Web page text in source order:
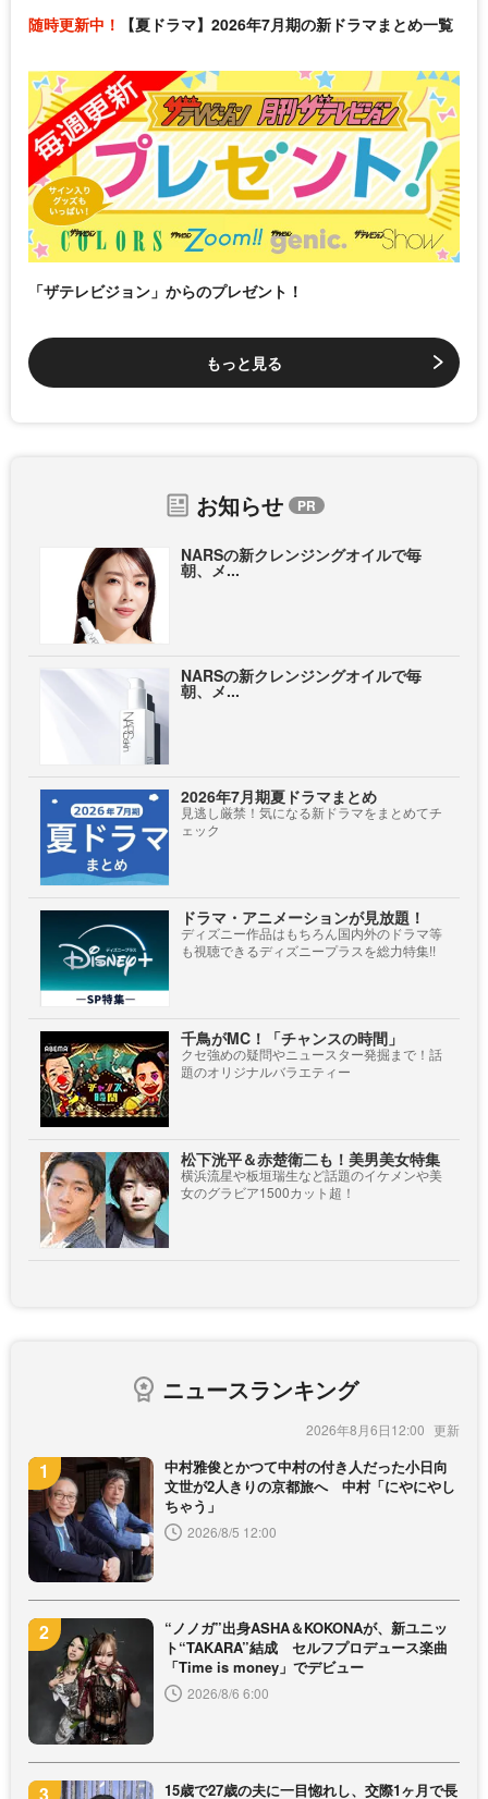
随時更新中！ 【夏ドラマ】2026年7月期の新ドラマまとめ一覧
「ザテレビジョン」からのプレゼント！
もっと見る
お知らせ
NARSの新クレンジングオイルで毎
朝、メ...
NARSの新クレンジングオイルで毎
朝、メ...
2026年7月期夏ドラマまとめ
見逃し厳禁！気になる新ドラマをまとめてチ
ェック
ドラマ・アニメーションが見放題！
ディズニー作品はもちろん国内外のドラマ等
も視聴できるディズニープラスを総力特集!!
千鳥がMC！「チャンスの時間」
クセ強めの疑問やニュースター発掘まで！話
題のオリジナルバラエティー
松下洸平＆赤楚衛二も！美男美女特集
横浜流星や板垣瑞生など話題のイケメンや美
女のグラビア1500カット超！
ニュースランキング
2026年8月6日12:00
中村雅俊とかつて中村の付き人だった小日向
文世が2人きりの京都旅へ 中村「にやにやし
ちゃう」
2026/8/5 12:00
“ノノガ”出身ASHA＆KOKONAが、新ユニッ
ト“TAKARA”結成 セルフプロデュース楽曲
「Time is money」でデビュー
2026/8/6 6:00
15歳で27歳の夫に一目惚れし、交際1ヶ月で長